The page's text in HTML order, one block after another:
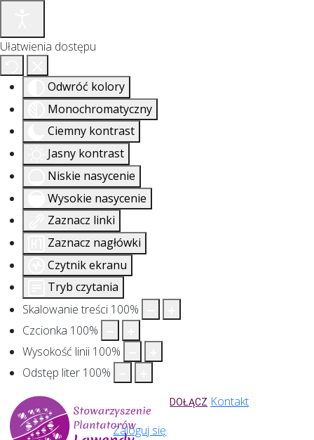
Ułatwienia dostępu
Odwróć kolory
Monochromatyczny
Ciemny kontrast
Jasny kontrast
Niskie nasycenie
Wysokie nasycenie
Zaznacz linki
Zaznacz nagłówki
Czytnik ekranu
Tryb czytania
Skalowanie treści 100%
Czcionka 100%
Wysokość linii 100%
Odstęp liter 100%
DOŁĄCZ Kontakt
Zaloguj się